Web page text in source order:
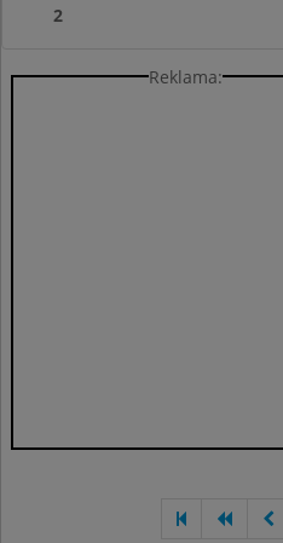
2
Reklama: